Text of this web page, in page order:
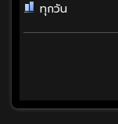
ทุกวัน